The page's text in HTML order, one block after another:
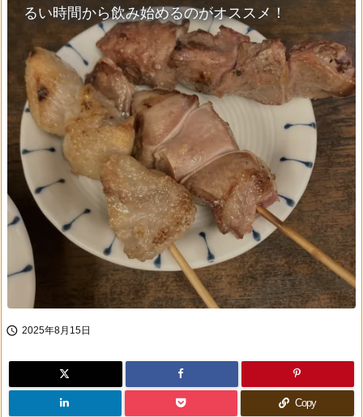
るい時間から飲み始めるのがオススメ！
 2025年8月15日
Copy